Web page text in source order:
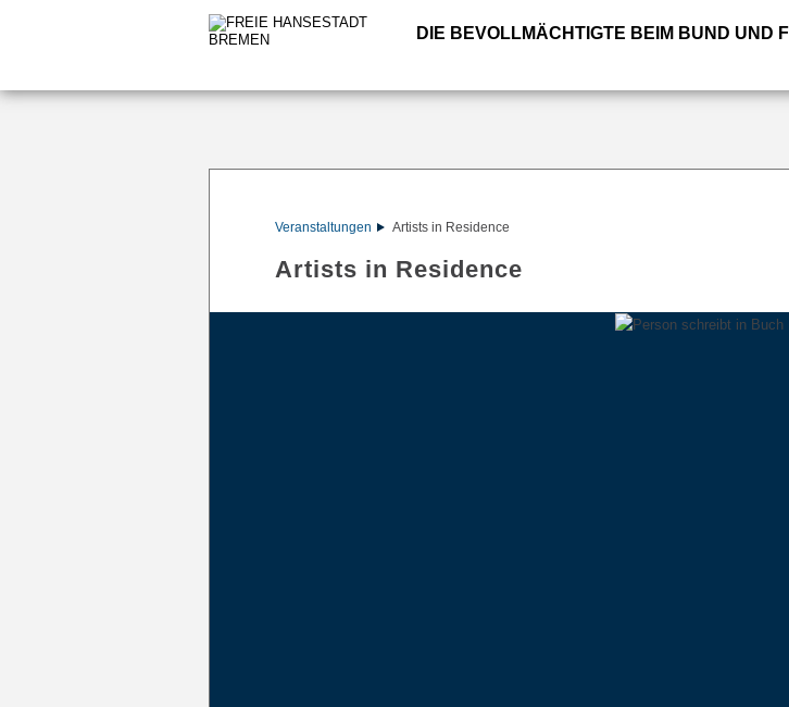
DIE BEVOLLMÄCHTIGTE BEIM BUND UND
Veranstaltungen Artists in Residence
Artists in Residence